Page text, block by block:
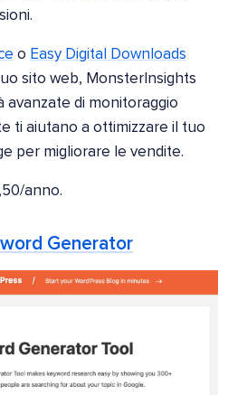
o Easy Digital Downloads
sito web, MonsterInsights
di monitoraggio
ti aiutano a ottimizzare il tuo
per migliorare le vendite.
anno.
Generator